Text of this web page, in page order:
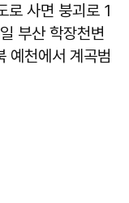
로 사면 붕괴로 1
부산 학장천변
예천에서 계곡범